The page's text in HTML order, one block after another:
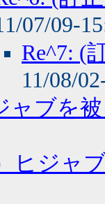
07/09-
Re^7: (
11/08/
ャブを
ヒジャ